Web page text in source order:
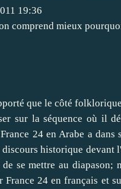
19:36
comprend mieux
que le côté
sur la séquence où il
24 en Arabe a
historique devant
se mettre au
24 en français et